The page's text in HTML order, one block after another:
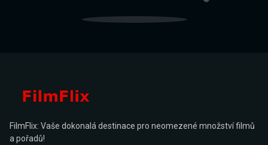
FilmFlix: Vaše dokonalá destinace pro neomezené množství filmů
a pořadů!